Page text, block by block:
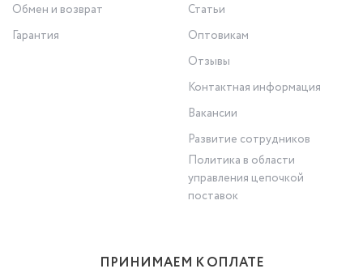
Обмен и возврат
Гарантия
Статьи
Оптовикам
Отзывы
Контактная информация
Вакансии
Развитие сотрудников
Политика в области
управления цепочкой
поставок
ПРИНИМАЕМ К ОПЛАТЕ